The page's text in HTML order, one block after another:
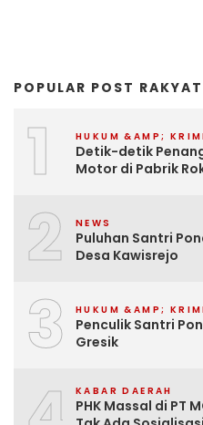
POPULAR POST RAKYAT
1 HUKUM &AMP;
Detik-detik
Motor di Pabrik
2 NEWS
Puluhan Santri
Desa Kawisrejo
3 HUKUM &AMP;
Penculik Santri
Gresik
KABAR DAERAH
PHK Massal di PT